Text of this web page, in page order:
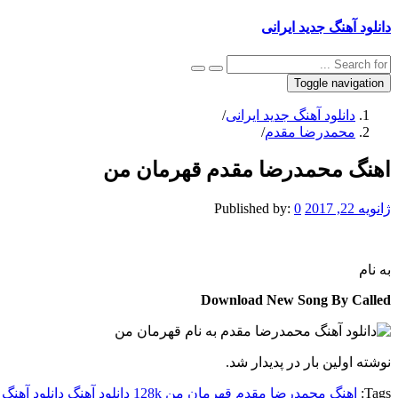
دانلود آهنگ جدید ایرانی
Toggle navigation
دانلود آهنگ جدید ایرانی/
محمدرضا مقدم/
اهنگ محمدرضا مقدم قهرمان من
ژانویه 22, 2017 Published by: 0
به نام
Download New Song By Called
نوشته اولین بار در پدیدار شد.
Tags: اهنگ محمدرضا مقدم قهرمان من 128k دانلود آهنگ دانلود